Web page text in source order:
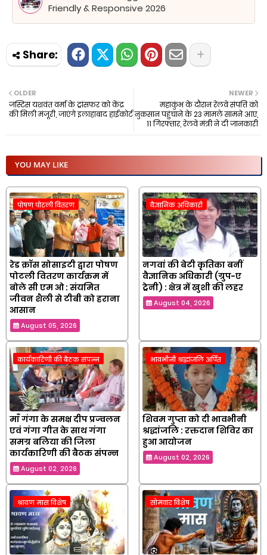
Friendly & Responsive 2026
NEWER
महाकुंभ के दौरान रेलवे संपत्ति को
नुकसान पहुंचाने के 23 मामले सामने आए,
11 गिरफ्तार, रेलवे मंत्री ने दी जानकारी
OLDER
जस्टिस यशवंत वर्मा के ट्रांसफर को केंद्र
की मिली मंजूरी, जाएंगे इलाहाबाद हाईकोर्ट
YOU MAY LIKE
पोषण पोटली वितरण
रेड क्रॉस सोसाइटी द्वारा पोषण
पोटली वितरण कार्यक्रम में
बोले सी एम ओ : संयमित
जीवन शैली से टीबी को हराना
आसान
August 05, 2026
वैज्ञानिक अधिकारी
नगवां की बेटी कृतिका बनीं
वैज्ञानिक अधिकारी (ग्रुप-ए
ट्रेनी) : क्षेत्र में खुशी की लहर
August 04, 2026
कार्यकारिणी की बैठक संपन्न
माँ गंगा के समक्ष दीप प्रज्वलन
एवं गंगा गीत के साथ गंगा
समग्र बलिया की जिला
कार्यकारिणी की बैठक संपन्न
August 02, 2026
भावभीनी श्रद्धांजलि अर्पित
शिवम गुप्ता को दी भावभीनी
श्रद्धांजलि : रक्तदान शिविर का
हुआ आयोजन
August 02, 2026
श्रावण मास विशेष सोमवार विशेष